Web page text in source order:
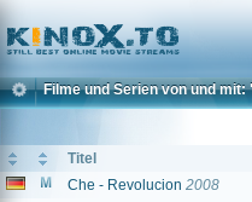
Home
Filme und Serien von und
Titel
Che - Revolucion 2008